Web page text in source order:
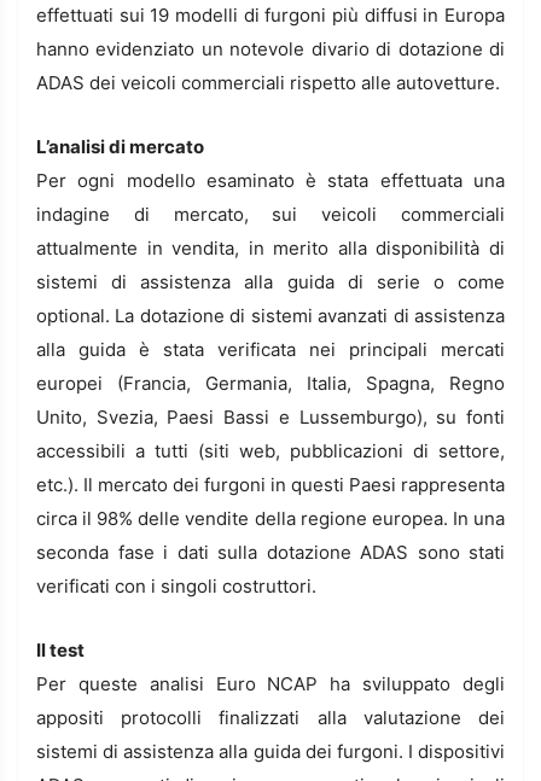
effettuati sui 19 modelli di furgoni più diffusi in Europa
hanno evidenziato un notevole divario di dotazione di
ADAS dei veicoli commerciali rispetto alle autovetture.
L’analisi di mercato
Per ogni modello esaminato è stata effettuata una
indagine di mercato, sui veicoli commerciali
attualmente in vendita, in merito alla disponibilità di
sistemi di assistenza alla guida di serie o come
optional. La dotazione di sistemi avanzati di assistenza
alla guida è stata verificata nei principali mercati
europei (Francia, Germania, Italia, Spagna, Regno
Unito, Svezia, Paesi Bassi e Lussemburgo), su fonti
accessibili a tutti (siti web, pubblicazioni di settore,
etc.). Il mercato dei furgoni in questi Paesi rappresenta
circa il 98% delle vendite della regione europea. In una
seconda fase i dati sulla dotazione ADAS sono stati
verificati con i singoli costruttori.
Il test
Per queste analisi Euro NCAP ha sviluppato degli
appositi protocolli finalizzati alla valutazione dei
sistemi di assistenza alla guida dei furgoni. I dispositivi